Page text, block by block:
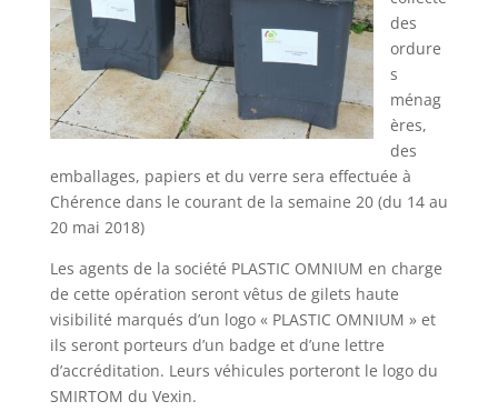
des
ordure
s
ménag
ères,
des
emballages, papiers et du verre sera effectuée à
Chérence dans le courant de la semaine 20 (du 14 au
20 mai 2018)
Les agents de la société PLASTIC OMNIUM en charge
de cette opération seront vêtus de gilets haute
visibilité marqués d’un logo « PLASTIC OMNIUM » et
ils seront porteurs d’un badge et d’une lettre
d’accréditation. Leurs véhicules porteront le logo du
SMIRTOM du Vexin.